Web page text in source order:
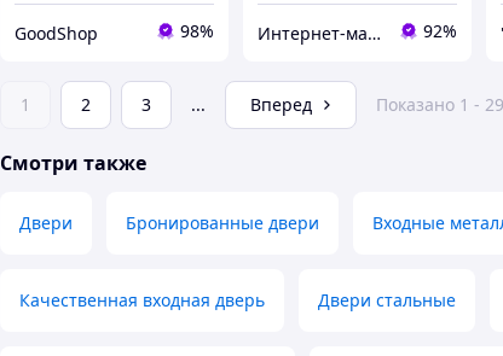
GoodShop 98% Интернет-магазин дверей, сантехники и мебели «Хутко» 92%
1 2 3 ... Вперед Показано 1 -
Смотри также
Двери Бронированные двери Входные
Качественная входная дверь Двери стальные